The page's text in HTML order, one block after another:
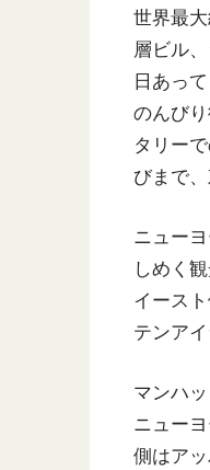
世界最
層ビル
日あっ
のんび
タリー
びまで
ニュー
しめく
イース
テンアイ
マンハ
ニュー
側はア